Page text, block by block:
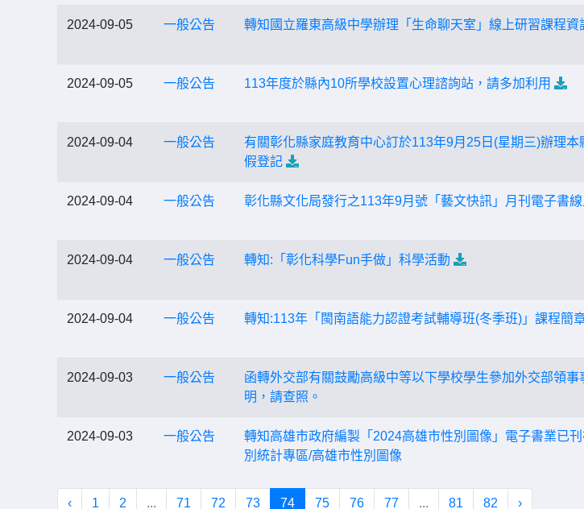
2024-09-05 一般公告 轉知國立羅東高級中學辦理「生命聊天室」線上研習課程資
2024-09-05 一般公告 113年度於縣內10所學校設置心理諮詢站，請多加利用
2024-09-04 一般公告
有關彰化縣家庭教育中心訂於113年9月25日(星期三)辦理
假登記
2024-09-04 一般公告 彰化縣文化局發行之113年9月號「藝文快訊」月刊電子書
2024-09-04 一般公告 轉知:「彰化科學Fun手做」科學活動
2024-09-04 一般公告 轉知:113年「閩南語能力認證考試輔導班(冬季班)」課程簡
2024-09-03 一般公告
函轉外交部有關鼓勵高級中等以下學校學生參加外交部領
明，請查照。
2024-09-03 一般公告
轉知高雄市政府編製「2024高雄市性別圖像」電子書業已
別統計專區/高雄市性別圖像
‹ 1 2 ... 71 72 73 74 75 76 77 ... 81 82 ›